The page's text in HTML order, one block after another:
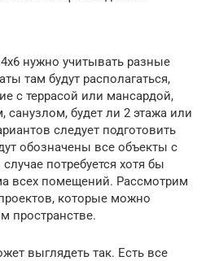
нужно учитывать разные
там будут располагаться,
с террасой или мансардой,
санузлом, будет ли 2 этажа или
следует подготовить
обозначены все объекты с
потребуется хотя бы
всех помещений. Рассмотрим
которые можно
пространстве.
выглядеть так. Есть все